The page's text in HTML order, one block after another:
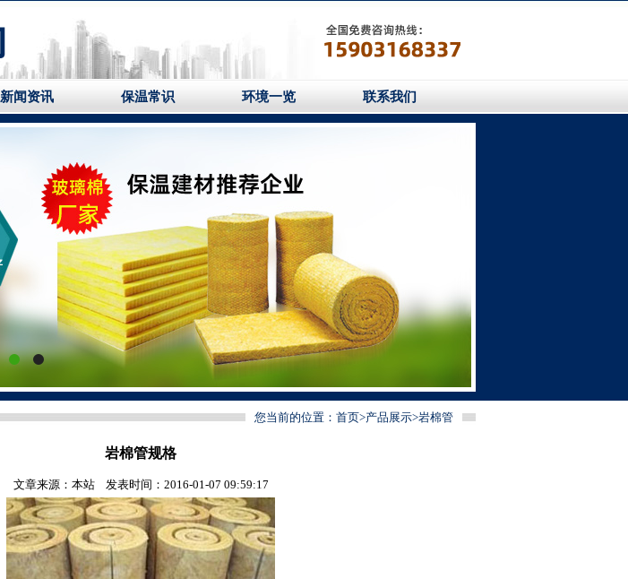
新闻资讯 保温常识 环境一览 联系我们
您当前的位置： 首页>产品展示>岩棉管
岩棉管规格
文章来源：本站 发表时间：2016-01-07 09:59:17